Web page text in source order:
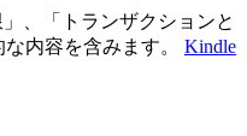
、「トランザクションと
内容を含みます。 Kindle